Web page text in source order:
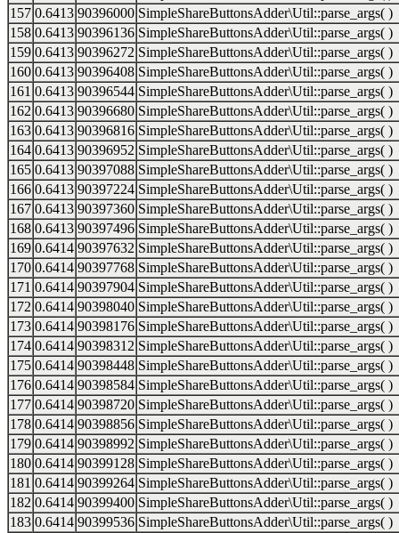
157 0.6413 90396000 SimpleShareButtonsAdder\Util::parse_args( )
158 0.6413 90396136 SimpleShareButtonsAdder\Util::parse_args( )
159 0.6413 90396272 SimpleShareButtonsAdder\Util::parse_args( )
160 0.6413 90396408 SimpleShareButtonsAdder\Util::parse_args( )
161 0.6413 90396544 SimpleShareButtonsAdder\Util::parse_args( )
162 0.6413 90396680 SimpleShareButtonsAdder\Util::parse_args( )
163 0.6413 90396816 SimpleShareButtonsAdder\Util::parse_args( )
164 0.6413 90396952 SimpleShareButtonsAdder\Util::parse_args( )
165 0.6413 90397088 SimpleShareButtonsAdder\Util::parse_args( )
166 0.6413 90397224 SimpleShareButtonsAdder\Util::parse_args( )
167 0.6413 90397360 SimpleShareButtonsAdder\Util::parse_args( )
168 0.6413 90397496 SimpleShareButtonsAdder\Util::parse_args( )
169 0.6414 90397632 SimpleShareButtonsAdder\Util::parse_args( )
170 0.6414 90397768 SimpleShareButtonsAdder\Util::parse_args( )
171 0.6414 90397904 SimpleShareButtonsAdder\Util::parse_args( )
172 0.6414 90398040 SimpleShareButtonsAdder\Util::parse_args( )
173 0.6414 90398176 SimpleShareButtonsAdder\Util::parse_args( )
174 0.6414 90398312 SimpleShareButtonsAdder\Util::parse_args( )
175 0.6414 90398448 SimpleShareButtonsAdder\Util::parse_args( )
176 0.6414 90398584 SimpleShareButtonsAdder\Util::parse_args( )
177 0.6414 90398720 SimpleShareButtonsAdder\Util::parse_args( )
178 0.6414 90398856 SimpleShareButtonsAdder\Util::parse_args( )
179 0.6414 90398992 SimpleShareButtonsAdder\Util::parse_args( )
180 0.6414 90399128 SimpleShareButtonsAdder\Util::parse_args( )
181 0.6414 90399264 SimpleShareButtonsAdder\Util::parse_args( )
182 0.6414 90399400 SimpleShareButtonsAdder\Util::parse_args( )
183 0.6414 90399536 SimpleShareButtonsAdder\Util::parse_args( )